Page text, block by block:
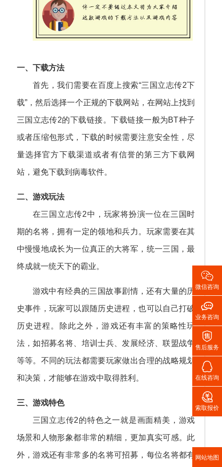
一、下载方法
首先，我们需要在百度上搜索“三国立志传2下
载”，然后选择一个正规的下载网站，在网站上找到
三国立志传2的下载链接。下载链接一般为BT种子
或者压缩包形式，下载的时候需要注意安全性，尽
量选择官方下载渠道或者有信誉的第三方下载网
站，避免下载到病毒软件。
二、游戏玩法
在三国立志传2中，玩家将扮演一位在三国时
期的名将，拥有一定的领地和兵力。玩家需要在其
中慢慢地成长为一位真正的大将军，统一三国，最
终成就一统天下的霸业。
游戏中有经典的三国故事剧情，还有大量的历
史事件，玩家可以跟随历史进程，也可以自己打破
历史进程。除此之外，游戏还有丰富的策略性玩
法，如招募名将、培训士兵、发展经济、联盟战争
等等。不同的玩法都需要玩家做出合理的战略规划
和决策，才能够在游戏中取得胜利。
三、游戏特色
三国立志传2的特色之一就是画面精美，游戏
场景和人物形象都非常的精细，更加真实可感。此
外，游戏还有非常多的名将可招募，每位名将都有

微信咨询

业务咨询

售后服务

在线咨询

索取报价
网站地图